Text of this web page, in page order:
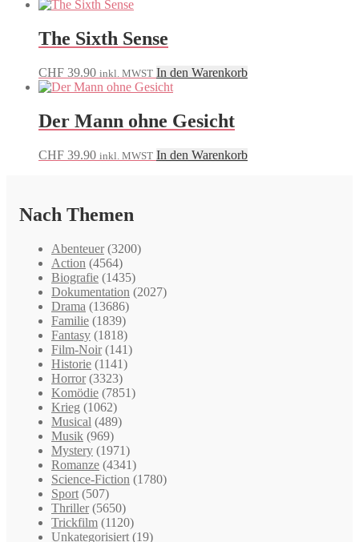
The Sixth Sense
CHF 39.90 inkl. MWST In den Warenkorb
Der Mann ohne Gesicht
CHF 39.90 inkl. MWST In den Warenkorb
Nach Themen
Abenteuer (3200)
Action (4564)
Biografie (1435)
Dokumentation (2027)
Drama (13686)
Familie (1839)
Fantasy (1818)
Film-Noir (141)
Historie (1141)
Horror (3323)
Komödie (7851)
Krieg (1062)
Musical (489)
Musik (969)
Mystery (1971)
Romanze (4341)
Science-Fiction (1780)
Sport (507)
Thriller (5650)
Trickfilm (1120)
Unkategorisiert (19)